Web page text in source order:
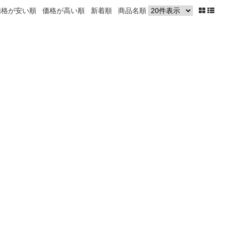
が安い順 価格が高い順 新着順 商品名順